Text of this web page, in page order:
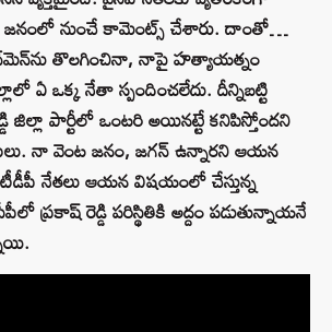
జనంలో నుంచే కామెంట్స్ చేశారు. దాంతో…
తొలగించినా, నాపై హత్యాయత్నం
ఏ ఒక్క నేతా స్పందించలేదు. దీన్నిబట్టి
జిల్లా పార్టీలో ఒంటరి అయినట్టే కనిపిస్తోందని
నా వెంట జనం, జగన్ ఉన్నారని ఆయన
టీడీపీ నేతలు ఆయన విషయంలో చేస్తున్న
ప్రకాష్ రెడ్డి పరిస్థితికి అద్దం పడుతున్నాయనే